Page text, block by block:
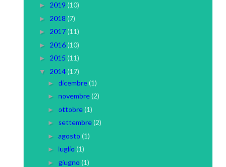
► 2019 (10)
► 2018 (7)
► 2017(11)
► 2016(10)
► 2015 (11)
▼ 2014(17)
► dicembre(1)
► novembre(2)
► ottobre(1)
► settembre(2)
► agosto (1)
► luglio (1)
► giugno (1)